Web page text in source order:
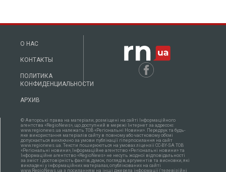
О НАС
КОНТАКТЫ
ПОЛИТИКА
КОНФИДЕНЦИАЛЬНОСТИ
АРХИВ
© Авторські права на матеріали, розміщені на сайті Інформаційного
агентства «RegioNews», що доступний в мережі Інтернет за адресою:
www.regionews.ua належать ТОВ «Регіональні Новини». Передрук та будь-
яке використання матеріалів сайту в повному або частковому об'ємі
допускається виключно за умови публікації гіперпосилання на сайт
www.regionews.ua. Тексти поширюються нa умовах ліцензії CC-BY-SA ТОВ
«Регіональні новини», Інформаційне агентство «Регіональні новини» та
Інформаційне агентство «RegioNews» не несуть жодної відповідальності
за зміст і достовірність фактів, думок, поглядів, аргументів та висновки, які
викладені у інформаційних матеріалах, опублікованих на сайті
www.RegioNews.ua з посиланням на інші джерела інформації (телевізійні